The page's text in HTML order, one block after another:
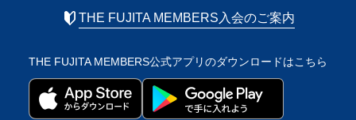
THE FUJITA MEMBERS入会のご案内
THE FUJITA MEMBERS公式アプリのダウンロードはこちら